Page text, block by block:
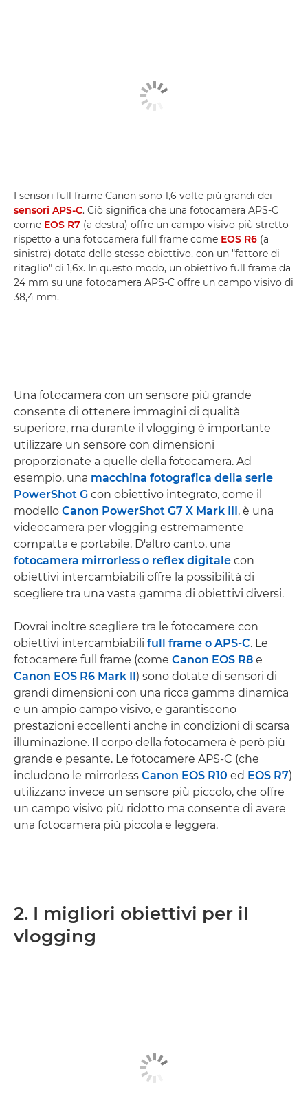
I sensori full frame Canon sono 1,6 volte più grandi dei
sensori APS-C. Ciò significa che una fotocamera APS-C
come EOS R7 (a destra) offre un campo visivo più stretto
rispetto a una fotocamera full frame come EOS R6 (a
sinistra) dotata dello stesso obiettivo, con un "fattore di
ritaglio" di 1,6x. In questo modo, un obiettivo full frame da
24 mm su una fotocamera APS-C offre un campo visivo di
38,4 mm.
Una fotocamera con un sensore più grande
consente di ottenere immagini di qualità
superiore, ma durante il vlogging è importante
utilizzare un sensore con dimensioni
proporzionate a quelle della fotocamera. Ad
esempio, una macchina fotografica della serie
PowerShot G con obiettivo integrato, come il
modello Canon PowerShot G7 X Mark III, è una
videocamera per vlogging estremamente
compatta e portabile. D'altro canto, una
fotocamera mirrorless o reflex digitale con
obiettivi intercambiabili offre la possibilità di
scegliere tra una vasta gamma di obiettivi diversi.
Dovrai inoltre scegliere tra le fotocamere con
obiettivi intercambiabili full frame o APS-C. Le
fotocamere full frame (come Canon EOS R8 e
Canon EOS R6 Mark II) sono dotate di sensori di
grandi dimensioni con una ricca gamma dinamica
e un ampio campo visivo, e garantiscono
prestazioni eccellenti anche in condizioni di scarsa
illuminazione. Il corpo della fotocamera è però più
grande e pesante. Le fotocamere APS-C (che
includono le mirrorless Canon EOS R10 ed EOS R7)
utilizzano invece un sensore più piccolo, che offre
un campo visivo più ridotto ma consente di avere
una fotocamera più piccola e leggera.
2. I migliori obiettivi per il
vlogging